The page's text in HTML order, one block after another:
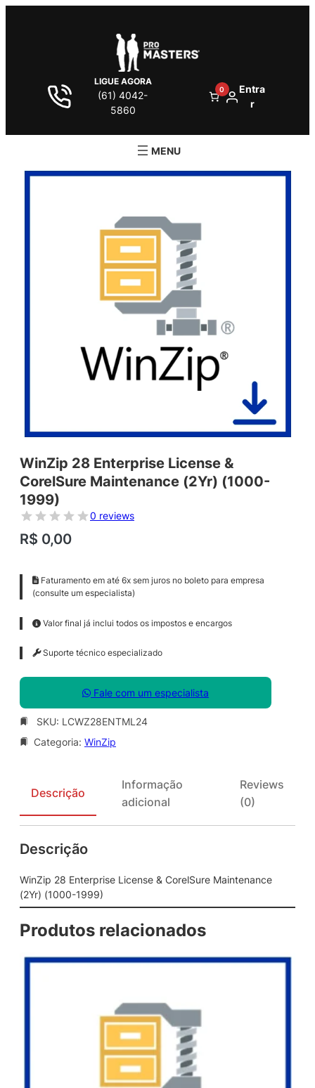
LIGUE AGORA
(61) 4042-
5860
0
Entra
r
WinZip 28 Enterprise License &
CorelSure Maintenance (2Yr) (1000-
1999)
0 reviews
R$ 0,00
Faturamento em até 6x sem juros no boleto para empresa
(consulte um especialista)
Valor final já inclui todos os impostos e encargos
Suporte técnico especializado
Fale com um especialista
SKU: LCWZ28ENTML24
Categoria: WinZip
Descrição
Informação
adicional
Reviews
(0)
Descrição
WinZip 28 Enterprise License & CorelSure Maintenance
(2Yr) (1000-1999)
Produtos relacionados